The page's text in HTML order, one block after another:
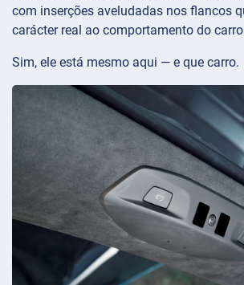
com inserções aveludadas nos flancos
carácter real ao comportamento do
Sim, ele está mesmo aqui — e que carro.